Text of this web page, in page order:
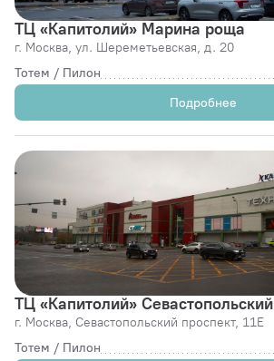
ТЦ «Капитолий» Марина роща
г. Москва, ул. Шереметьевская, д. 20
Тотем / Пилон
Подробнее
ТЦ «Капитолий» Севастопольский
г. Москва, Севастопольский проспект, 11Е
Тотем / Пилон